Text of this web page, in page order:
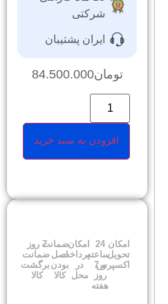
شرکتی
ایران پشتیبان
تومان84.500.000
افزودن به سبد خرید
امکان
تحویل
اکسپرس
24
ساعته
و 7
روز
هفته
امکان
پرداخت
در
محل
ضمانت
اصل
بودن
کالا
7 روز
ضمانت
برگشت
کالا